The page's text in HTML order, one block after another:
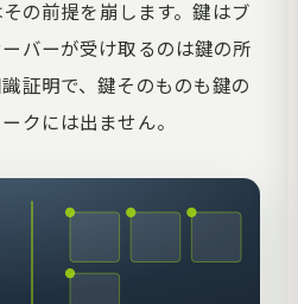
の前提を崩します。鍵はブ
バーが受け取るのは鍵の所
証明で、鍵そのものも鍵の
クには出ません。